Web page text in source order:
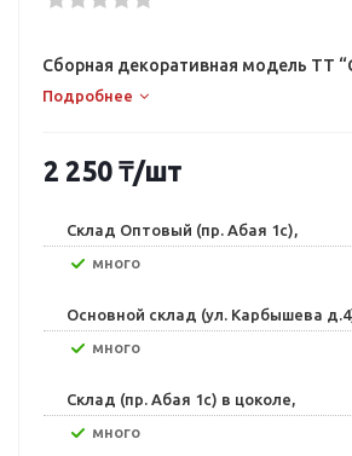
Сборная декоративная модель TT
Подробнее
2 250 ₸/шт
Склад Оптовый (пр. Абая 1с),
Много
Основной склад (ул. Карбышева
Много
Склад (пр. Абая 1с) в цоколе,
Много